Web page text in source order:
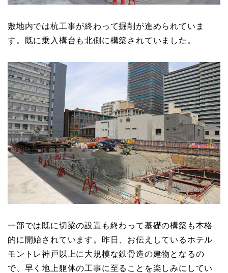
敷地内では杭工事が終わって掘削が進められていま
す。既に乗入構台も北側に構築されていました。
一部では既に切梁の設置も終わって基礎の構築も本格
的に開始されています。昨日、お伝えしているホテル
モントレ神戸以上に大規模な鉄骨造の建物となるの
で、早く地上躯体の工事に至ることを楽しみにしてい